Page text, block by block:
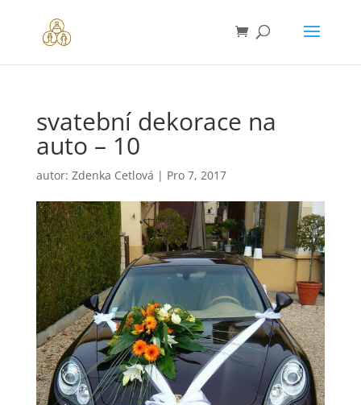
svatební dekorace na
auto – 10
autor: Zdenka Cetlová | Pro 7, 2017